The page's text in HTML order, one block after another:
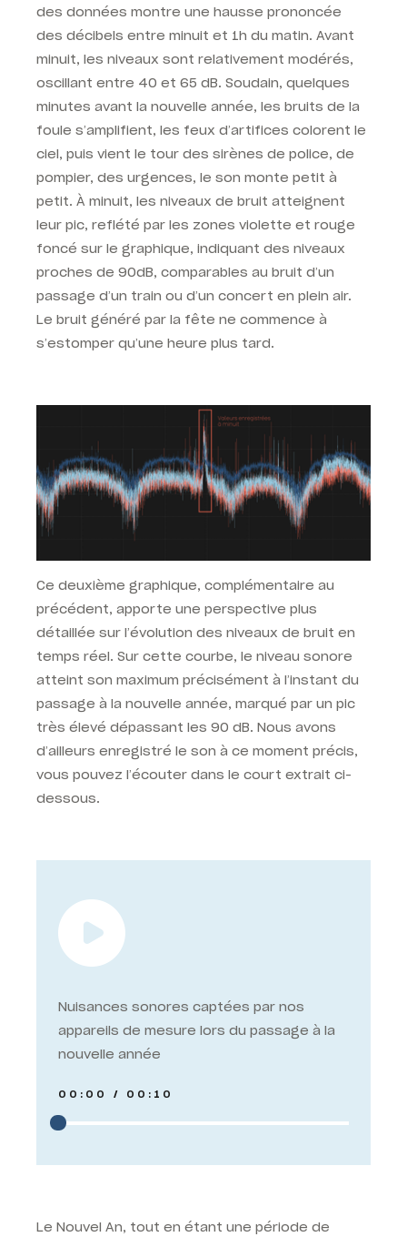
des données montre une hausse prononcée
des décibels entre minuit et 1h du matin. Avant
minuit, les niveaux sont relativement modérés,
oscillant entre 40 et 65 dB. Soudain, quelques
minutes avant la nouvelle année, les bruits de la
foule s’amplifient, les feux d’artifices colorent le
ciel, puis vient le tour des sirènes de police, de
pompier, des urgences, le son monte petit à
petit. À minuit, les niveaux de bruit atteignent
leur pic, reflété par les zones violette et rouge
foncé sur le graphique, indiquant des niveaux
proches de 90dB, comparables au bruit d’un
passage d’un train ou d’un concert en plein air.
Le bruit généré par la fête ne commence à
s’estomper qu’une heure plus tard.
Ce deuxième graphique, complémentaire au
précédent, apporte une perspective plus
détaillée sur l’évolution des niveaux de bruit en
temps réel. Sur cette courbe, le niveau sonore
atteint son maximum précisément à l’instant du
passage à la nouvelle année, marqué par un pic
très élevé dépassant les 90 dB. Nous avons
d’ailleurs enregistré le son à ce moment précis,
vous pouvez l’écouter dans le court extrait ci-
dessous.
Nuisances sonores captées par nos
appareils de mesure lors du passage à la
nouvelle année
00:00 / 00:10
Le Nouvel An, tout en étant une période de